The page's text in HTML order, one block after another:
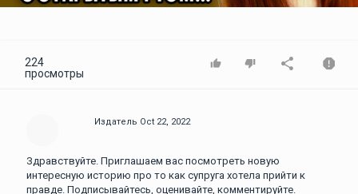
224
просмотры
Издатель Oct 22, 2022
Здравствуйте. Приглашаем вас посмотреть новую
интересную историю про то как супруга хотела прийти к
правде. Подписывайтесь, оценивайте, комментируйте.